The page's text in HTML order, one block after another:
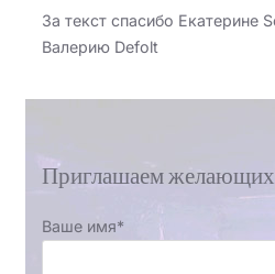
За текст спасибо Екатерине
Валерию Defolt
Приглашаем желающих
Ваше имя*